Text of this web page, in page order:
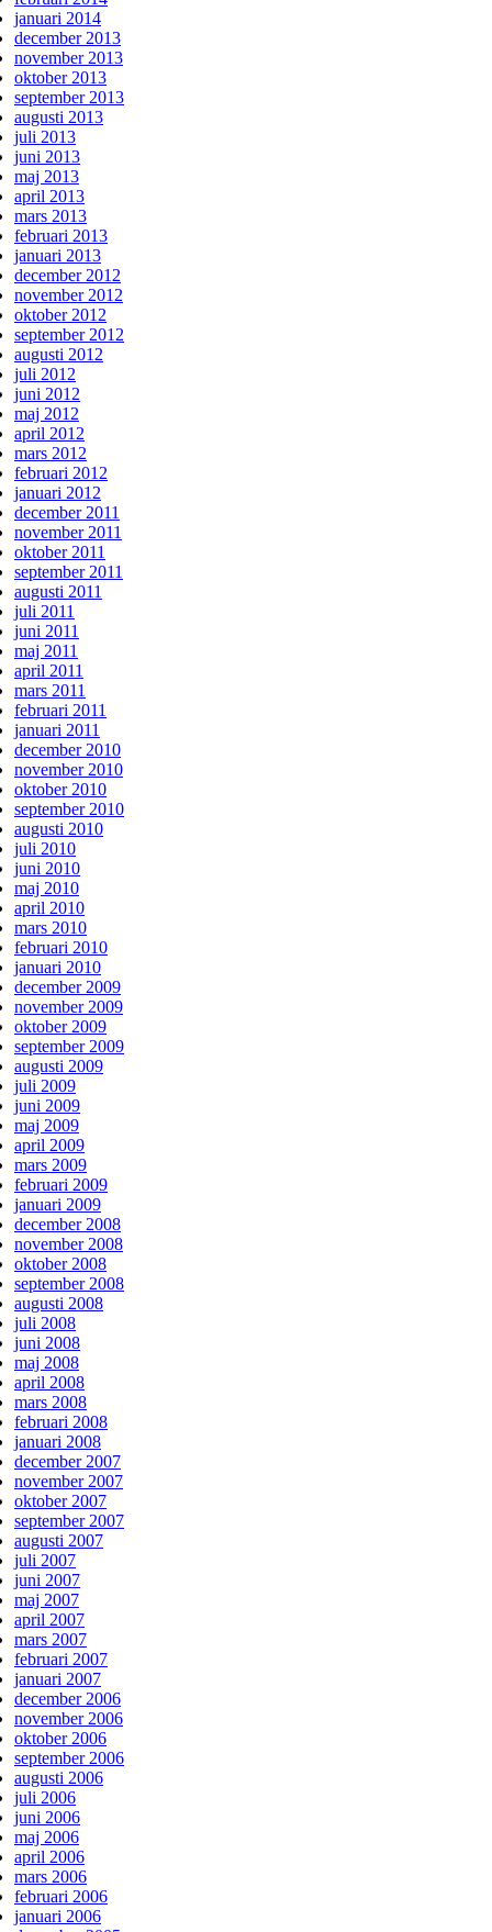
januari 2014
december 2013
november 2013
oktober 2013
september 2013
augusti 2013
juli 2013
juni 2013
maj 2013
april 2013
mars 2013
februari 2013
januari 2013
december 2012
november 2012
oktober 2012
september 2012
augusti 2012
juli 2012
juni 2012
maj 2012
april 2012
mars 2012
februari 2012
januari 2012
december 2011
november 2011
oktober 2011
september 2011
augusti 2011
juli 2011
juni 2011
maj 2011
april 2011
mars 2011
februari 2011
januari 2011
december 2010
november 2010
oktober 2010
september 2010
augusti 2010
juli 2010
juni 2010
maj 2010
april 2010
mars 2010
februari 2010
januari 2010
december 2009
november 2009
oktober 2009
september 2009
augusti 2009
juli 2009
juni 2009
maj 2009
april 2009
mars 2009
februari 2009
januari 2009
december 2008
november 2008
oktober 2008
september 2008
augusti 2008
juli 2008
juni 2008
maj 2008
april 2008
mars 2008
februari 2008
januari 2008
december 2007
november 2007
oktober 2007
september 2007
augusti 2007
juli 2007
juni 2007
maj 2007
april 2007
mars 2007
februari 2007
januari 2007
december 2006
november 2006
oktober 2006
september 2006
augusti 2006
juli 2006
juni 2006
maj 2006
april 2006
mars 2006
februari 2006
januari 2006